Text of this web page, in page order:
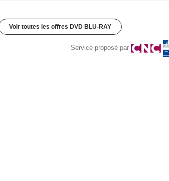
Voir toutes les offres DVD BLU-RAY
Service proposé par